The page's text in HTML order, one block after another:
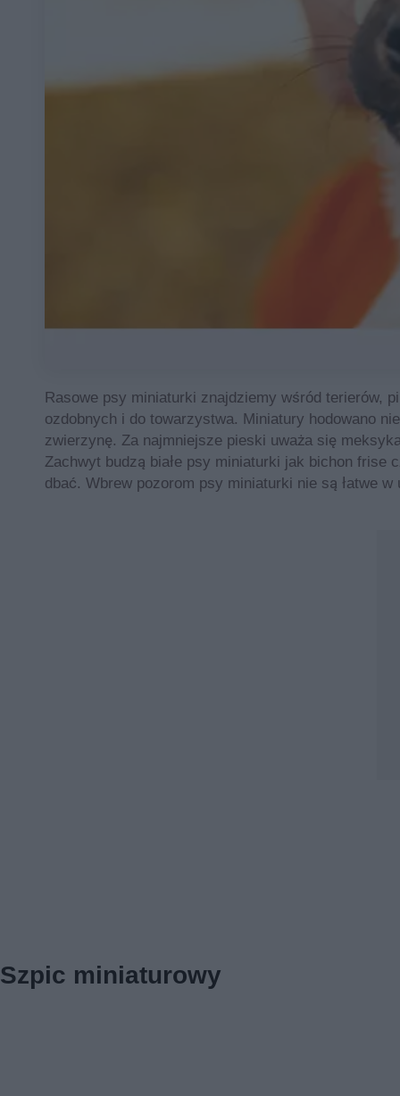
Rasowe psy miniaturki znajdziemy wśród terierów,
ozdobnych i do towarzystwa. Miniatury hodowano
zwierzynę. Za najmniejsze pieski uważa się
Zachwyt budzą białe psy miniaturki jak bichon
dbać. Wbrew pozorom psy miniaturki nie są łatwe w
Szpic miniaturowy